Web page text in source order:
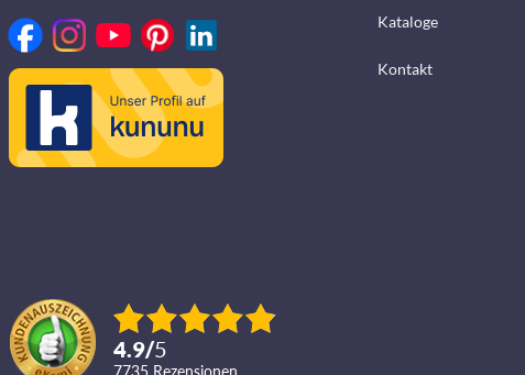
4.9/5
7735 Rezensionen
Kataloge
Kontakt